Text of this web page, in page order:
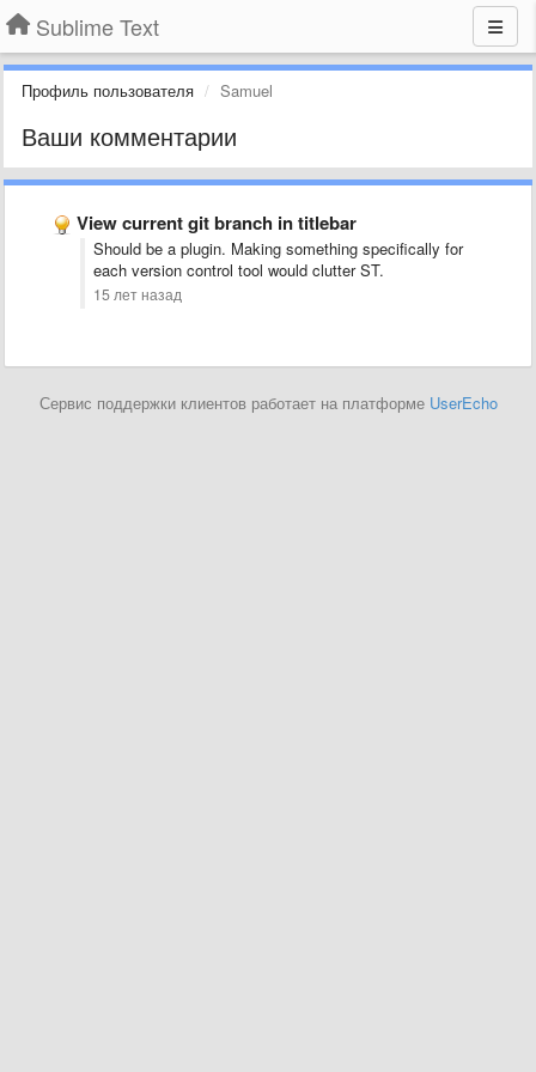
Sublime Text
Профиль пользователя Samuel
Ваши комментарии
View current git branch in titlebar
Should be a plugin. Making something specifically for
each version control tool would clutter ST.
15 лет назад
Сервис поддержки клиентов работает на платформе UserEcho